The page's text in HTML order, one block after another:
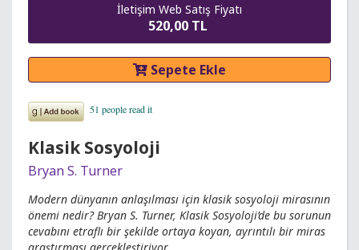
İletişim Web Satış Fiyatı
520,00 TL
Sepete Ekle
Klasik Sosyoloji
Bryan S. Turner
Modern dünyanın anlaşılması için klasik sosyoloji mirasının
önemi nedir? Bryan S. Turner, Klasik Sosyoloji’de bu sorunun
cevabını etraflı bir şekilde ortaya koyan, ayrıntılı bir miras